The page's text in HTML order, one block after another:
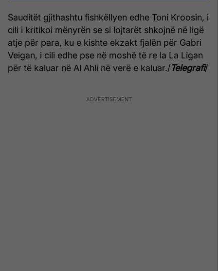
Sauditët gjithashtu fishkëllyen edhe Toni Kroosin, i
cili i kritikoi mënyrën se si lojtarët shkojnë në ligë
atje për para, ku e kishte ekzakt fjalën për Gabri
Veigan, i cili edhe pse në moshë të re la La Ligan
për të kaluar në Al Ahli në verë e kaluar./Telegrafi/